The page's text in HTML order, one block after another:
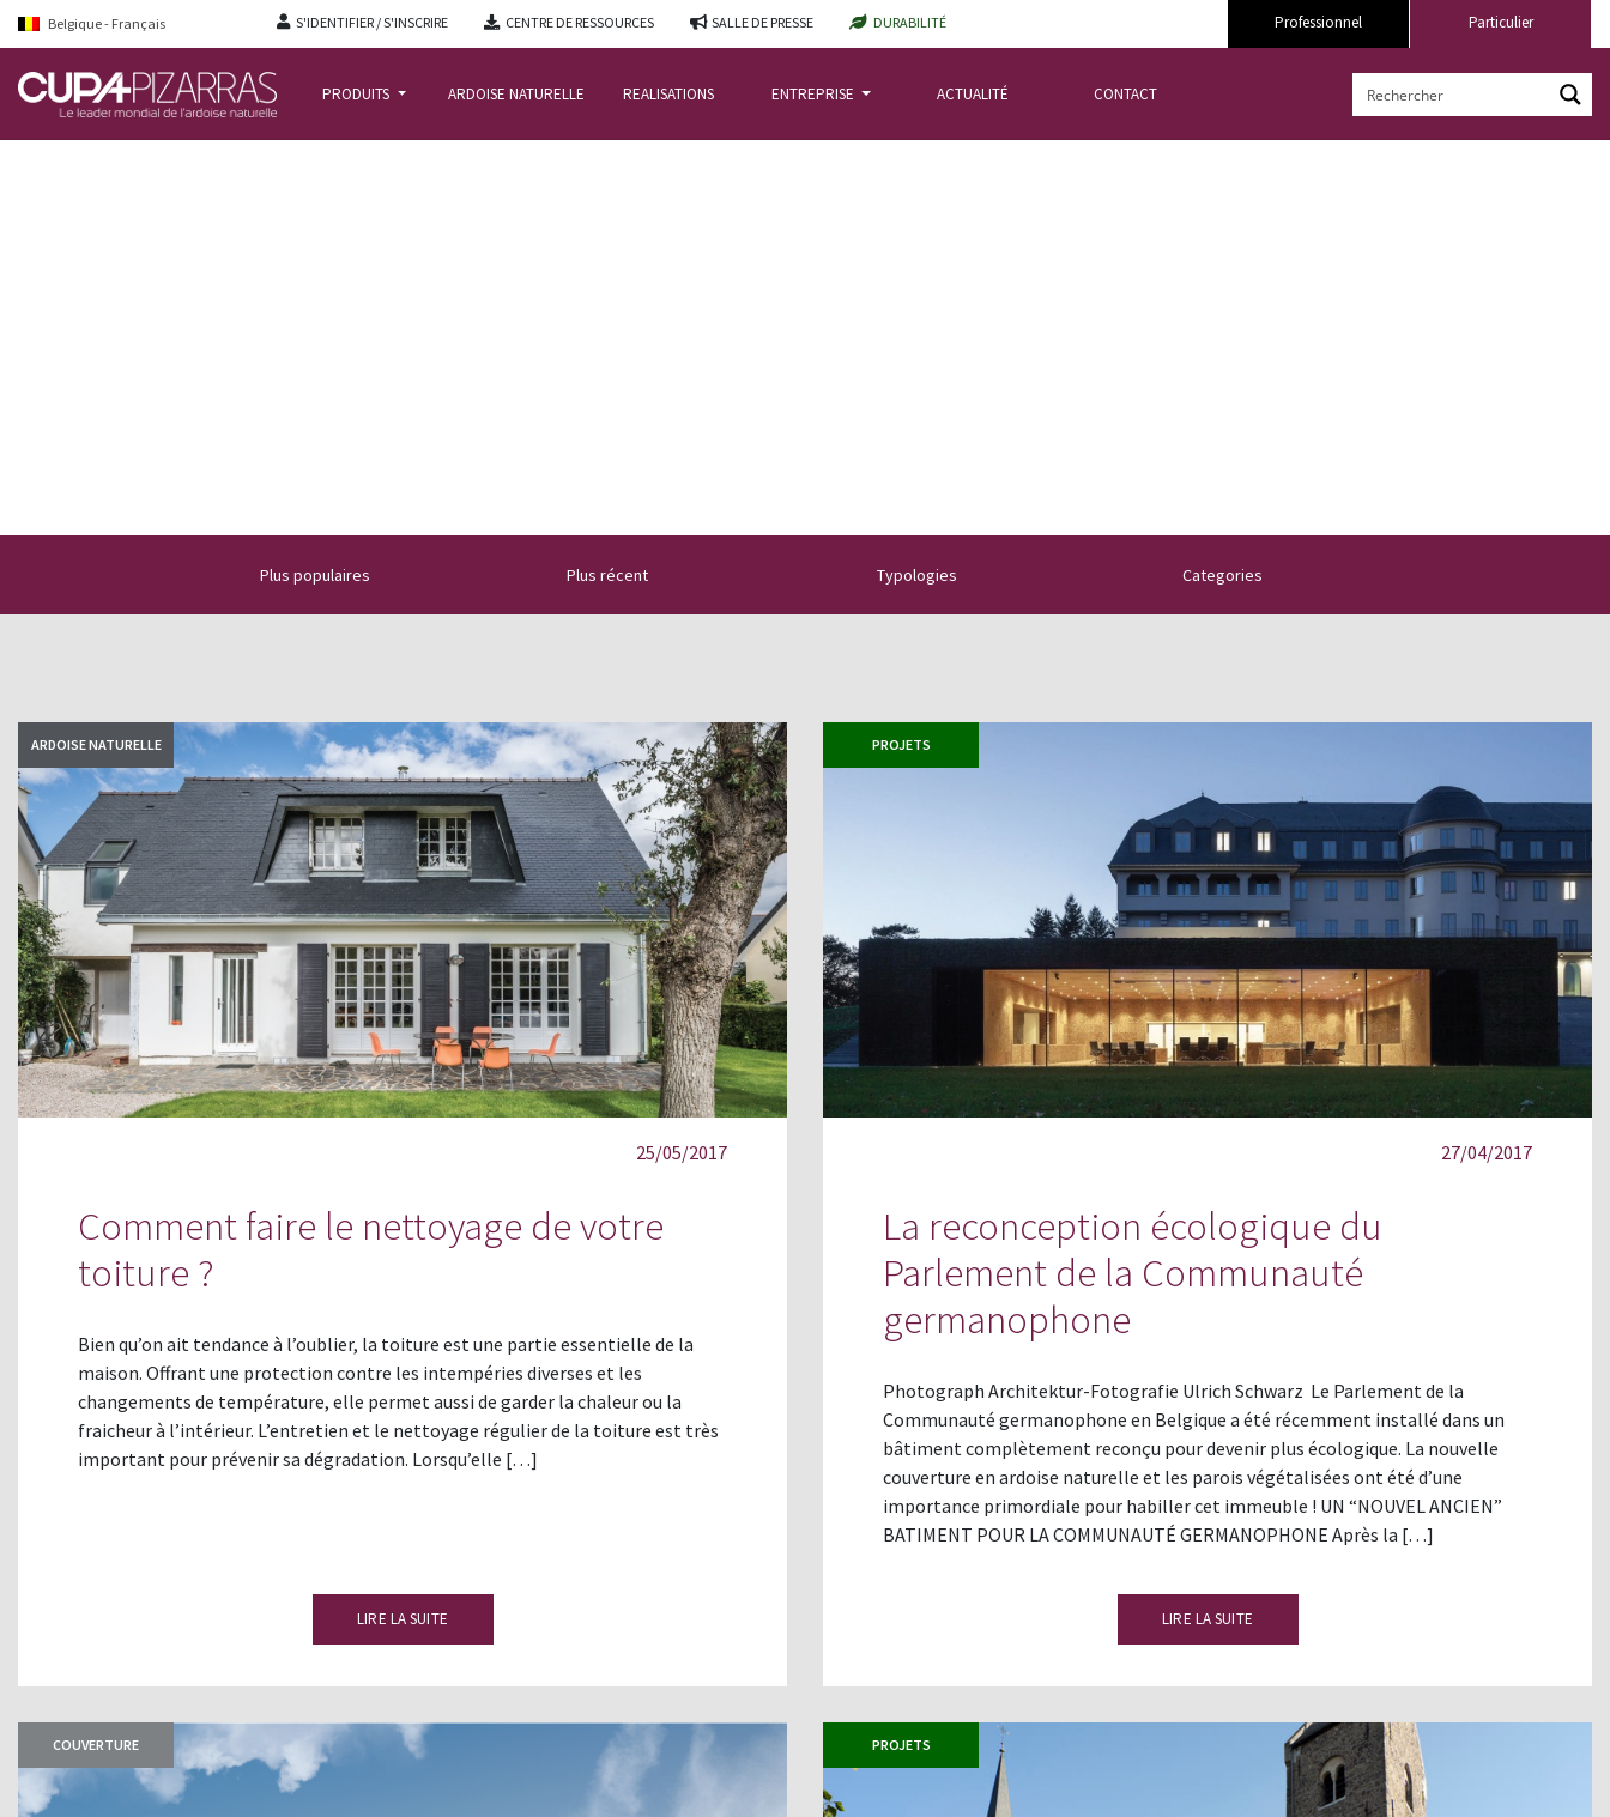
Belgique - Français S'IDENTIFIER / S'INSCRIRE CENTRE DE RESSOURCES SALLE DE PRESSE DURABILITÉ Particulier
Professionnel
PRODUITS ARDOISE NATURELLE REALISATIONS ENTREPRISE ACTUALITÉ CONTACT
Découvrez l’actualité de l’ardoise naturelle :
nouvelles les plus importantes, des trucs et astuces
sur la pose d'une toiture en ardoises ...
Plus populaires Plus récent Typologies Categories
ARDOISE NATURELLE
25/05/2017
Comment faire le nettoyage de votre
toiture ?
Bien qu’on ait tendance à l’oublier, la toiture est une partie essentielle de la
maison. Offrant une protection contre les intempéries diverses et les
changements de température, elle permet aussi de garder la chaleur ou la
fraicheur à l’intérieur. L’entretien et le nettoyage régulier de la toiture est très
important pour prévenir sa dégradation. Lorsqu’elle […]
LIRE LA SUITE
PROJETS
27/04/2017
La reconception écologique du
Parlement de la Communauté
germanophone
Photograph Architektur-Fotografie Ulrich Schwarz Le Parlement de la
Communauté germanophone en Belgique a été récemment installé dans un
bâtiment complètement reconçu pour devenir plus écologique. La nouvelle
couverture en ardoise naturelle et les parois végétalisées ont été d’une
importance primordiale pour habiller cet immeuble ! UN “NOUVEL ANCIEN”
BATIMENT POUR LA COMMUNAUTÉ GERMANOPHONE Après la […]
LIRE LA SUITE
COUVERTURE PROJETS